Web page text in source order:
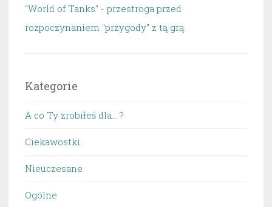
"World of Tanks" - przestroga przed
rozpoczynaniem "przygody" z tą grą.
Kategorie
A co Ty zrobiłeś dla… ?
Ciekawostki
Nieuczesane
Ogólne